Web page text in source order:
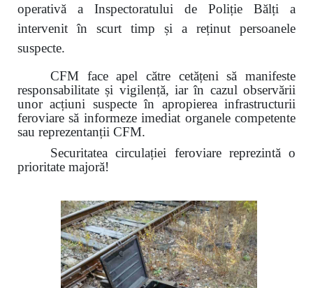
operativă a Inspectoratului de Poliție Bălți a
intervenit în scurt timp și a reținut persoanele
suspecte.
CFM face apel către cetățeni să manifeste
responsabilitate și vigilență, iar în cazul observării
unor acțiuni suspecte în apropierea infrastructurii
feroviare să informeze imediat organele competente
sau reprezentanții CFM.
Securitatea circulației feroviare reprezintă o
prioritate majoră!